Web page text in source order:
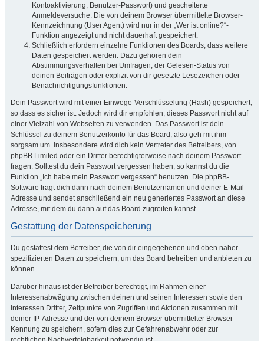
Kontoaktivierung, Benutzer-Passwort) und gescheiterte
Anmeldeversuche. Die von deinem Browser übermittelte Browser-
Kennzeichnung (User Agent) wird nur in der „Wer ist online?“-
Funktion angezeigt und nicht dauerhaft gespeichert.
Schließlich erfordern einzelne Funktionen des Boards, dass weitere
Daten gespeichert werden. Dazu gehören dein
Abstimmungsverhalten bei Umfragen, der Gelesen-Status von
deinen Beiträgen oder explizit von dir gesetzte Lesezeichen oder
Benachrichtigungsfunktionen.
Dein Passwort wird mit einer Einwege-Verschlüsselung (Hash) gespeichert,
so dass es sicher ist. Jedoch wird dir empfohlen, dieses Passwort nicht auf
einer Vielzahl von Webseiten zu verwenden. Das Passwort ist dein
Schlüssel zu deinem Benutzerkonto für das Board, also geh mit ihm
sorgsam um. Insbesondere wird dich kein Vertreter des Betreibers, von
phpBB Limited oder ein Dritter berechtigterweise nach deinem Passwort
fragen. Solltest du dein Passwort vergessen haben, so kannst du die
Funktion „Ich habe mein Passwort vergessen“ benutzen. Die phpBB-
Software fragt dich dann nach deinem Benutzernamen und deiner E-Mail-
Adresse und sendet anschließend ein neu generiertes Passwort an diese
Adresse, mit dem du dann auf das Board zugreifen kannst.
Gestattung der Datenspeicherung
Du gestattest dem Betreiber, die von dir eingegebenen und oben näher
spezifizierten Daten zu speichern, um das Board betreiben und anbieten zu
können.
Darüber hinaus ist der Betreiber berechtigt, im Rahmen einer
Interessenabwägung zwischen deinen und seinen Interessen sowie den
Interessen Dritter, Zeitpunkte von Zugriffen und Aktionen zusammen mit
deiner IP-Adresse und der von deinem Browser übermittelter Browser-
Kennung zu speichern, sofern dies zur Gefahrenabwehr oder zur